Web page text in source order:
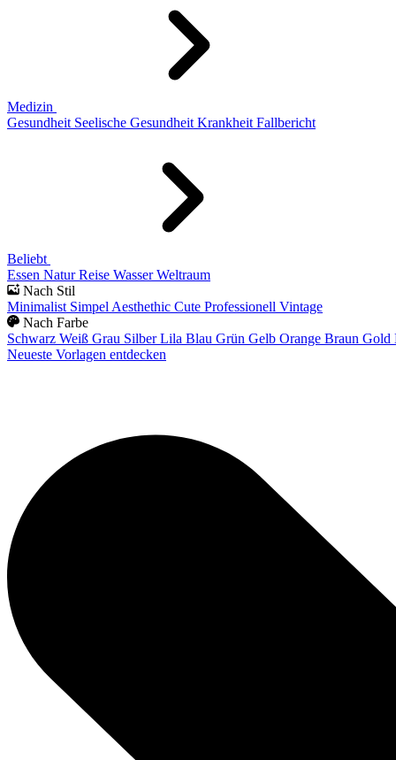
Medizin
Gesundheit Seelische Gesundheit Krankheit Fallbericht
Beliebt
Essen Natur Reise Wasser Weltraum
Nach Stil
Minimalist Simpel Aesthethic Cute Professionell Vintage
Nach Farbe
Schwarz Weiß Grau Silber Lila Blau Grün Gelb Orange Braun Gold
Neueste Vorlagen entdecken